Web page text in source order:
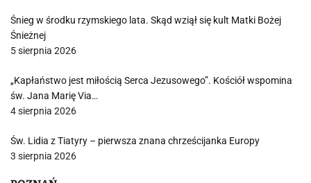
Śnieg w środku rzymskiego lata. Skąd wziął się kult Matki Bożej
Śnieżnej
5 sierpnia 2026
„Kapłaństwo jest miłością Serca Jezusowego”. Kościół wspomina
św. Jana Marię Via…
4 sierpnia 2026
Św. Lidia z Tiatyry – pierwsza znana chrześcijanka Europy
3 sierpnia 2026